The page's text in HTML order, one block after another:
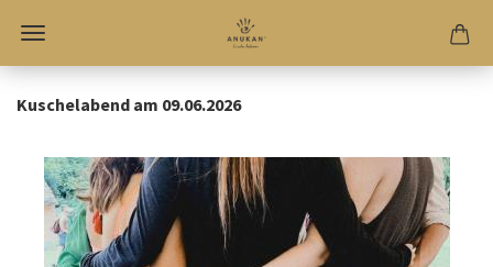
Kuschelabend am 09.06.2026